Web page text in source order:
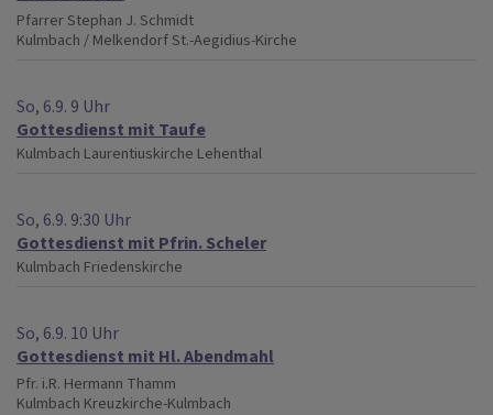
Pfarrer Stephan J. Schmidt
Kulmbach / MelkendorfSt.-Aegidius-Kirche
So, 6.9. 9 Uhr
Gottesdienst mit Taufe
Kulmbach Laurentiuskirche Lehenthal
So, 6.9. 9:30 Uhr
Gottesdienst mit Pfrin. Scheler
Kulmbach Friedenskirche
So, 6.9. 10 Uhr
Gottesdienst mit Hl. Abendmahl
Pfr. i.R. Hermann Thamm
Kulmbach Kreuzkirche-Kulmbach